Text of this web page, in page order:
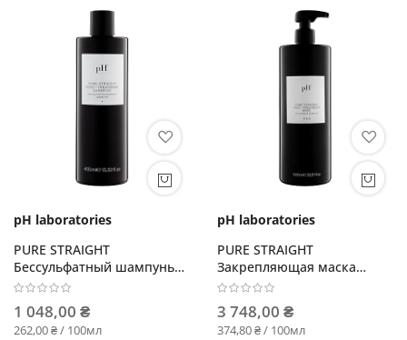
pH laboratories
PURE STRAIGHT
Бессульфатный шампунь
для гладкости
1 048,00 ₴
262,00 ₴ / 100мл
pH laboratories
PURE STRAIGHT
Закрепляющая маска
постуход
3 748,00 ₴
374,80 ₴ / 100мл